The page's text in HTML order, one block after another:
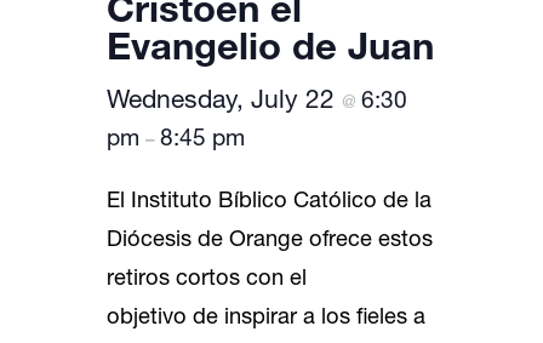
Cristoen el
Evangelio de Juan
Wednesday, July 22 @ 6:30
pm – 8:45 pm
El Instituto Bíblico Católico de la
Diócesis de Orange ofrece estos
retiros cortos con el
objetivo de inspirar a los fieles a